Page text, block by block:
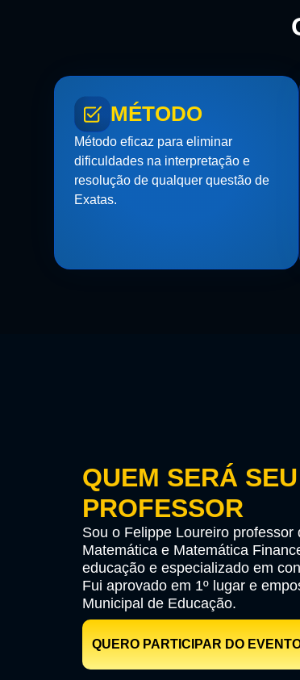
MÉTODO
Método eficaz para eliminar
dificuldades na interpretação e
resolução de qualquer questão de
Exatas.
QUEM SERÁ SEU
PROFESSOR
Sou o Felippe Loureiro professor
Matemática e Matemática
educação e especializado em
Fui aprovado em 1º lugar e
Municipal de Educação.
QUERO PARTICIPAR DO